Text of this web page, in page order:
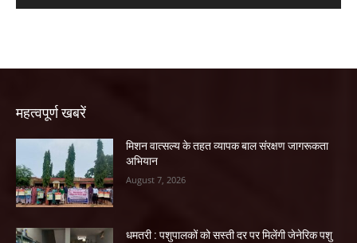
महत्वपूर्ण खबरें
मिशन वात्सल्य के तहत व्यापक बाल संरक्षण जागरूकता
अभियान
August 7, 2026
धमतरी : पशुपालकों को सस्ती दर पर मिलेंगी जेनेरिक पशु